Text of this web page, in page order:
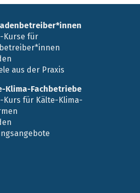
Kurse für
aus der Praxis
Klima-Fachbetriebe
Kurs für Kälte-Klima-